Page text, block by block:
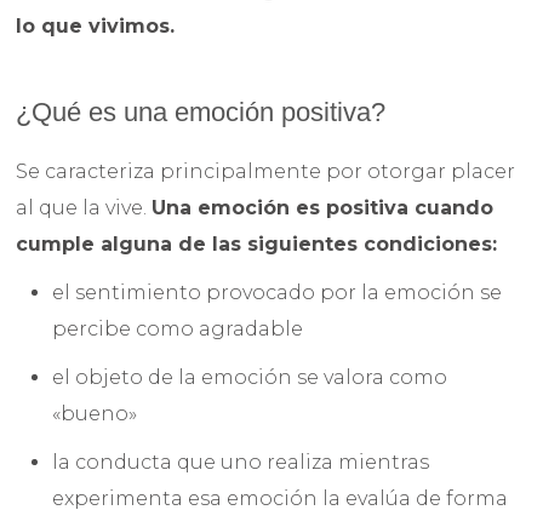
lo que vivimos.
¿Qué es una emoción positiva?
Se caracteriza principalmente por otorgar placer
al que la vive. Una emoción es positiva cuando
cumple alguna de las siguientes condiciones:
el sentimiento provocado por la emoción se
percibe como agradable
el objeto de la emoción se valora como
«bueno»
la conducta que uno realiza mientras
experimenta esa emoción la evalúa de forma